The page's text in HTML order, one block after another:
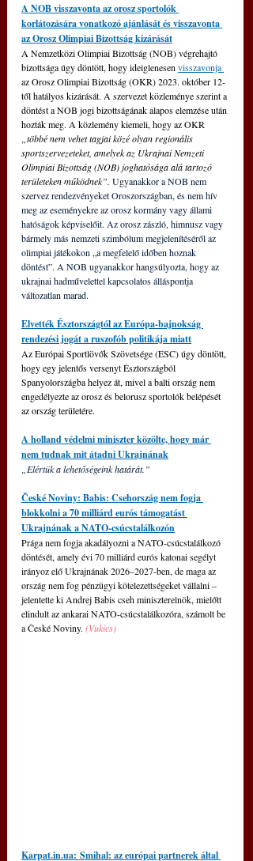
A NOB visszavonta az orosz sportolók
korlátozására vonatkozó ajánlását és visszavonta
az Orosz Olimpiai Bizottság kizárását
A Nemzetközi Olimpiai Bizottság (NOB) végrehajtó
bizottsága úgy döntött, hogy ideiglenesen visszavonja
az Orosz Olimpiai Bizottság (OKR) 2023. október 12-
től hatályos kizárását. A szervezet közleménye szerint a
döntést a NOB jogi bizottságának alapos elemzése után
hozták meg. A közlemény kiemeli, hogy az OKR
„többé nem vehet tagjai közé olyan regionális
sportszervezeteket, amelyek az Ukrajnai Nemzeti
Olimpiai Bizottság (NOB) joghatósága alá tartozó
területeken működnek”. Ugyanakkor a NOB nem
szervez rendezvényeket Oroszországban, és nem hív
meg az eseményekre az orosz kormány vagy állami
hatóságok képviselőit. Az orosz zászló, himnusz vagy
bármely más nemzeti szimbólum megjelenítéséről az
olimpiai játékokon „a megfelelő időben hoznak
döntést”. A NOB ugyanakkor hangsúlyozta, hogy az
ukrajnai hadművelettel kapcsolatos álláspontja
változatlan marad.
Elvették Észtországtól az Európa-bajnokság
rendezési jogát a ruszofób politikája miatt
Az Európai Sportlövők Szövetsége (ESC) úgy döntött,
hogy egy jelentős versenyt Észtországból
Spanyolországba helyez át, mivel a balti ország nem
engedélyezte az orosz és belorusz sportolók belépését
az ország területére.
A holland védelmi miniszter közölte, hogy már
nem tudnak mit átadni Ukrajnának
„Elértük a lehetőségeink határát.”
České Noviny: Babis: Csehország nem fogja
blokkolni a 70 milliárd eurós támogatást
Ukrajnának a NATO-csúcstalálkozón
Prága nem fogja akadályozni a NATO-csúcstalálkozó
döntését, amely évi 70 milliárd eurós katonai segélyt
irányoz elő Ukrajnának 2026–2027-ben, de maga az
ország nem fog pénzügyi kötelezettségeket vállalni –
jelentette ki Andrej Babis cseh miniszterelnök, mielőtt
elindult az ankarai NATO-csúcstalálkozóra, számolt be
a České Noviny. (Vukics)
Karpat.in.ua: Smihal: az európai partnerek által